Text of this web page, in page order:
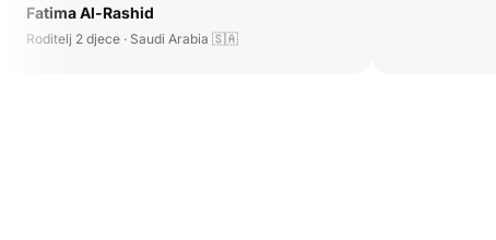
Fatima Al-Rashid
Roditelj 2 djece · Saudi Arabia 🇸🇦